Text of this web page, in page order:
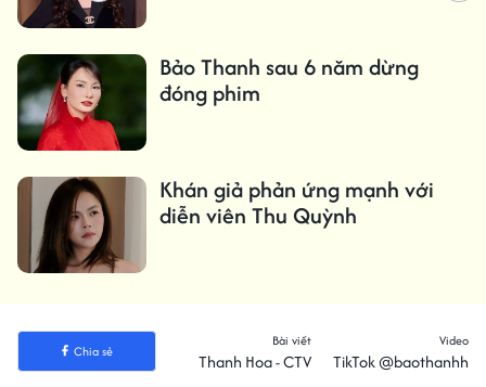
Bảo Thanh sau 6 năm dừng
đóng phim
Khán giả phản ứng mạnh với
diễn viên Thu Quỳnh
Chia sẻ
Bài viết
Thanh Hoa - CTV
Video
TikTok @baothanhh